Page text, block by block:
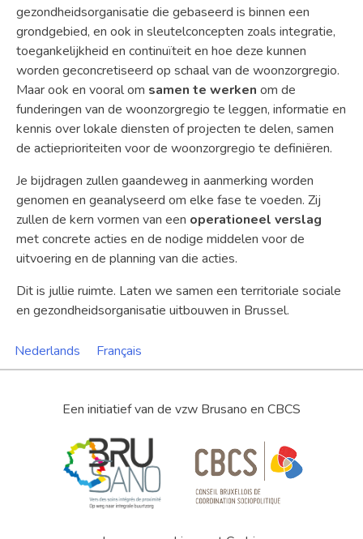
gezondheidsorganisatie die gebaseerd is binnen een
grondgebied, en ook in sleutelconcepten zoals integratie,
toegankelijkheid en continuïteit en hoe deze kunnen
worden geconcretiseerd op schaal van de woonzorgregio.
Maar ook en vooral om samen te werken om de
funderingen van de woonzorgregio te leggen, informatie en
kennis over lokale diensten of projecten te delen, samen
de actieprioriteiten voor de woonzorgregio te definiëren.
Je bijdragen zullen gaandeweg in aanmerking worden
genomen en geanalyseerd om elke fase te voeden. Zij
zullen de kern vormen van een operationeel verslag
met concrete acties en de nodige middelen voor de
uitvoering en de planning van die acties.
Dit is jullie ruimte. Laten we samen een territoriale sociale
en gezondheidsorganisatie uitbouwen in Brussel.
Nederlands Français
Een initiatief van de vzw Brusano en CBCS